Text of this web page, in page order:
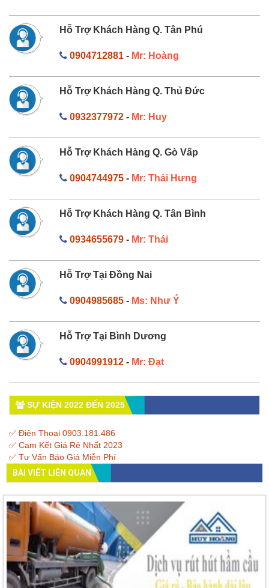
Hỗ Trợ Khách Hàng Q. Tân Phú
0904712881- Mr: Hoàng
Hỗ Trợ Khách Hàng Q. Thủ Đức
0932377972- Mr: Huy
Hỗ Trợ Khách Hàng Q. Gò Vấp
0904744975- Mr: Thái Hưng
Hỗ Trợ Khách Hàng Q. Tân Bình
0934655679- Mr: Thái
Hỗ Trợ Tại Đồng Nai
0904985685- Ms: Như Ý
Hỗ Trợ Tại Bình Dương
0904991912- Mr: Đạt
SỰ KIỆN 2022 ĐẾN 2025
✅ Điện Thoại 0903.181.486
✅ Cam Kết Giá Rẻ Nhất 2023
✅ Tư Vấn Báo Giá Miễn Phí
BÀI VIẾT LIÊN QUAN